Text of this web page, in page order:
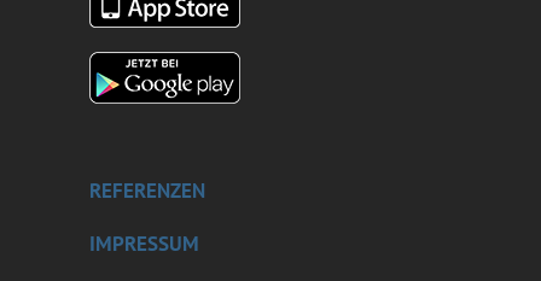
REFERENZEN
IMPRESSUM